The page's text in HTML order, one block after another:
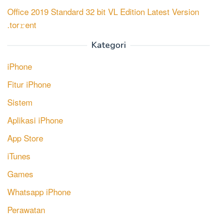
Office 2019 Standard 32 bit VL Edition Latest Version
.tor𝚛ent
Kategori
iPhone
Fitur iPhone
Sistem
Aplikasi iPhone
App Store
iTunes
Games
Whatsapp iPhone
Perawatan